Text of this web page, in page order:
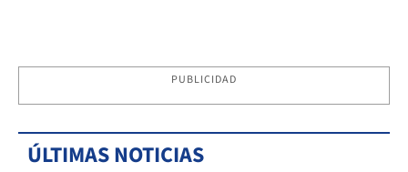
PUBLICIDAD
ÚLTIMAS NOTICIAS